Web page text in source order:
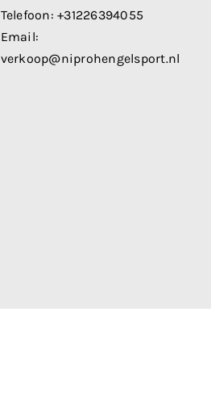
Telefoon:+31226394055
Email:
verkoop@niprohengelsport.nl